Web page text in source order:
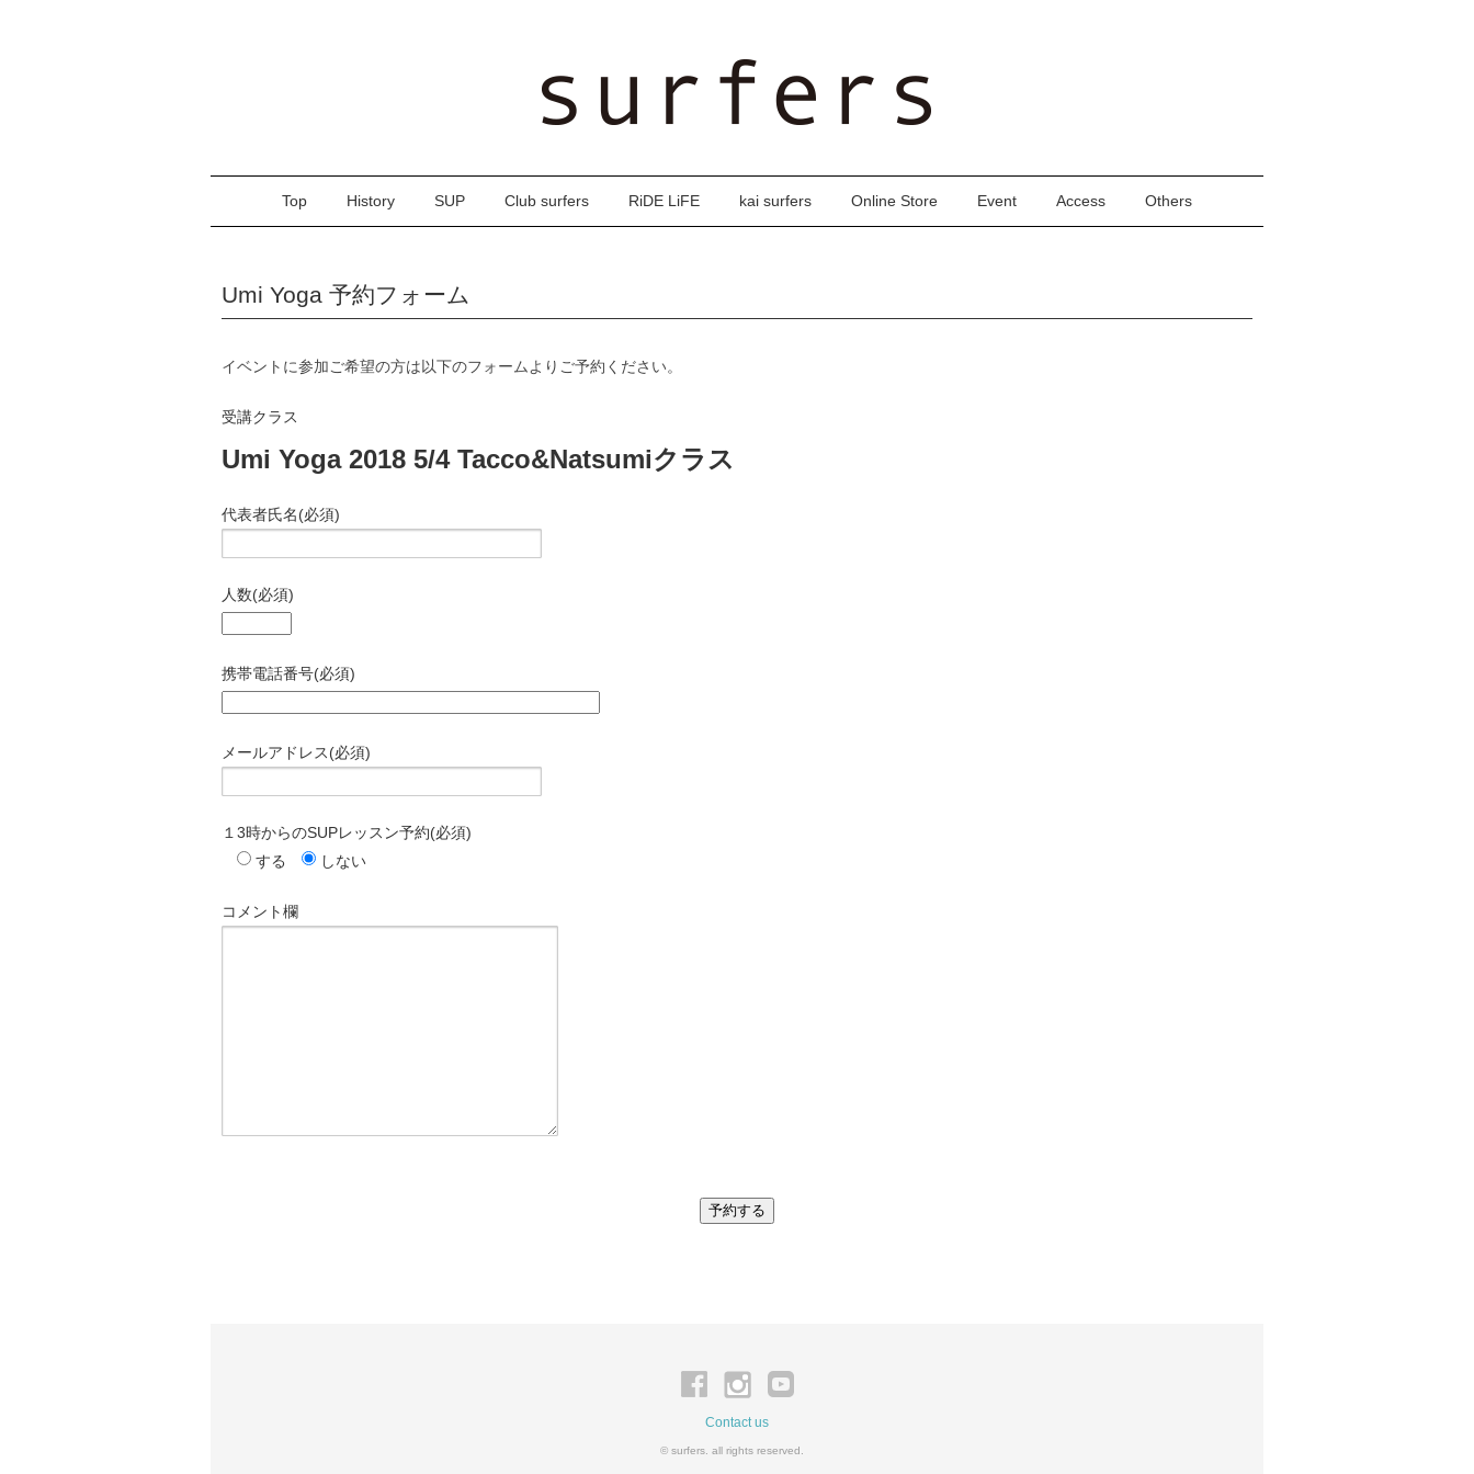
Top History SUP Club surfers RiDE LiFE kai surfers Online Store Event Access Others
Umi Yoga 予約フォーム
イベントに参加ご希望の方は以下のフォームよりご予約ください。
受講クラス
Umi Yoga 2018 5/4 Tacco&Natsumiクラス
代表者氏名(必須)
人数(必須)
携帯電話番号(必須)
メールアドレス(必須)
１3時からのSUPレッスン予約(必須)
する
しない
コメント欄
Contact us
© surfers. all rights reserved.